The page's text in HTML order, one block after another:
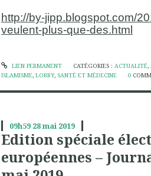
http://by-jipp.blogspot.com/
veulent-plus-que-des.html
LIEN PERMANENT CATÉGORIES : ACTUALITÉ,
ISLAMISME, LOBBY, SANTÉ ET MÉDECINE 0
09h59 28mai 2019
Edition spéciale
européennes –